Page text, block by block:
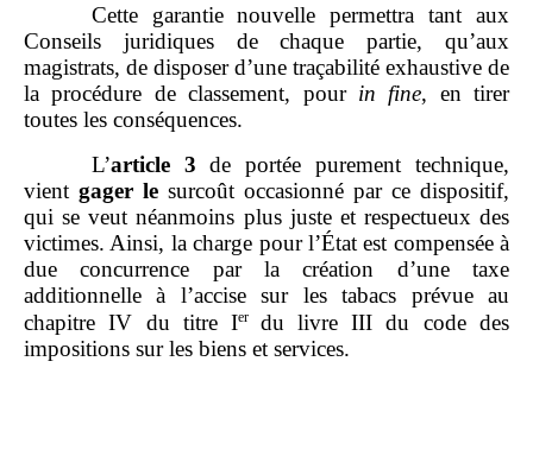
Cette garantie nouvelle permettra tant aux
Conseils juridiques de chaque partie, qu’aux
magistrats, de disposer d’une traçabilité exhaustive de
la procédure de classement, pour in fine, en tirer
toutes les conséquences.
L’article 3 de portée purement technique,
vient gager le surcoût occasionné par ce dispositif,
qui se veut néanmoins plus juste et respectueux des
victimes. Ainsi, la charge pour l’État est compensée à
due concurrence par la création d’une taxe
additionnelle à l’accise sur les tabacs prévue au
chapitre IV du titre Ier du livre III du code des
impositions sur les biens et services.